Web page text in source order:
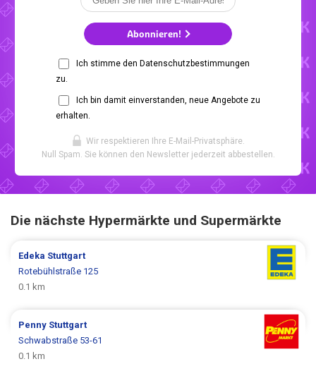
Abonnieren!
Ich stimme den Datenschutzbestimmungen
zu.
Ich bin damit einverstanden, neue Angebote zu
erhalten.
Wir respektieren Ihre E-Mail-Privatsphäre.
Null Spam. Sie können den Newsletter jederzeit abbestellen.
Die nächste Hypermärkte und Supermärkte
Edeka Stuttgart
Rotebühlstraße 125
0.1 km
Penny Stuttgart
Schwabstraße 53-61
0.1 km